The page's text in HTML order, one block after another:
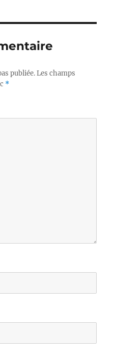
publiée. Les champs
*